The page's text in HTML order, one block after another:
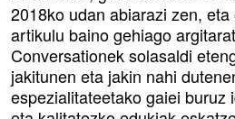
2018ko udan abiarazi zen,
artikulu baino gehiago
Conversationek solasaldi
jakitunen eta jakin nahi
espezialitateetako gaiei buruz